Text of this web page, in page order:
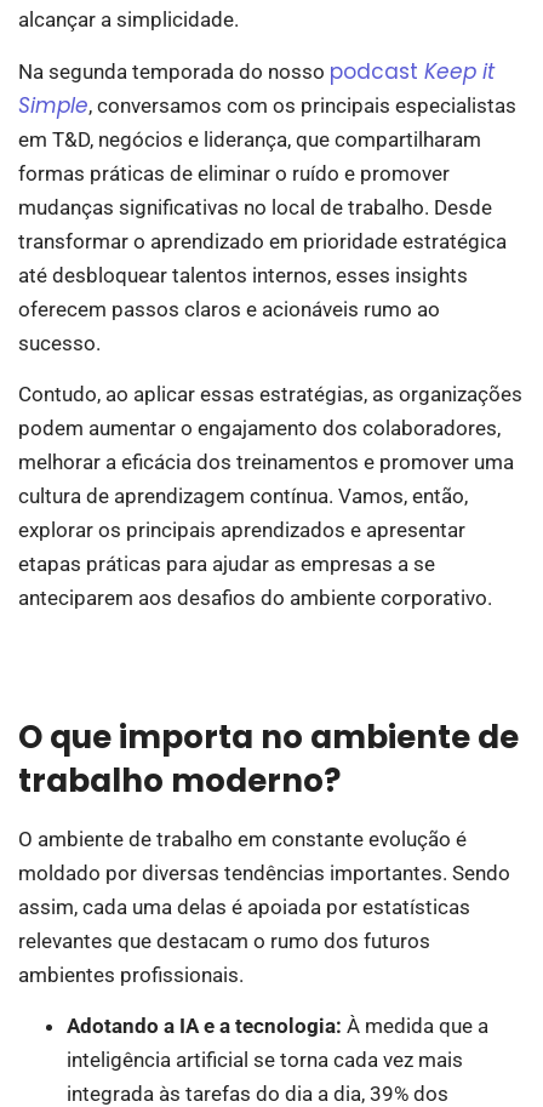
alcançar a simplicidade.
Na segunda temporada do nosso podcast Keep it
Simple, conversamos com os principais especialistas
em T&D, negócios e liderança, que compartilharam
formas práticas de eliminar o ruído e promover
mudanças significativas no local de trabalho. Desde
transformar o aprendizado em prioridade estratégica
até desbloquear talentos internos, esses insights
oferecem passos claros e acionáveis rumo ao
sucesso.
Contudo, ao aplicar essas estratégias, as organizações
podem aumentar o engajamento dos colaboradores,
melhorar a eficácia dos treinamentos e promover uma
cultura de aprendizagem contínua. Vamos, então,
explorar os principais aprendizados e apresentar
etapas práticas para ajudar as empresas a se
anteciparem aos desafios do ambiente corporativo.
O que importa no ambiente de
trabalho moderno?
O ambiente de trabalho em constante evolução é
moldado por diversas tendências importantes. Sendo
assim, cada uma delas é apoiada por estatísticas
relevantes que destacam o rumo dos futuros
ambientes profissionais.
Adotando a IA e a tecnologia: À medida que a
inteligência artificial se torna cada vez mais
integrada às tarefas do dia a dia, 39% dos